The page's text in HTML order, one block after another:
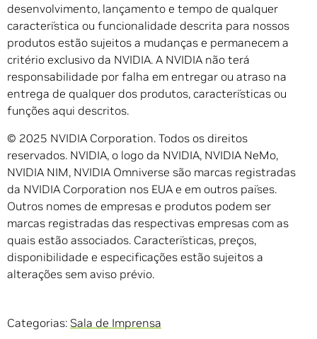
desenvolvimento, lançamento e tempo de qualquer
característica ou funcionalidade descrita para nossos
produtos estão sujeitos a mudanças e permanecem a
critério exclusivo da NVIDIA. A NVIDIA não terá
responsabilidade por falha em entregar ou atraso na
entrega de qualquer dos produtos, características ou
funções aqui descritos.
© 2025 NVIDIA Corporation. Todos os direitos
reservados. NVIDIA, o logo da NVIDIA, NVIDIA NeMo,
NVIDIA NIM, NVIDIA Omniverse são marcas registradas
da NVIDIA Corporation nos EUA e em outros países.
Outros nomes de empresas e produtos podem ser
marcas registradas das respectivas empresas com as
quais estão associados. Características, preços,
disponibilidade e especificações estão sujeitos a
alterações sem aviso prévio.
Categorias: Sala de Imprensa